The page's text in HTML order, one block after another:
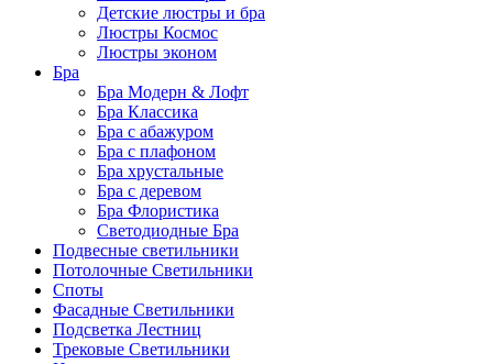
Детские люстры и бра
Люстры Космос
Люстры эконом
Бра
Бра Модерн & Лофт
Бра Классика
Бра с абажуром
Бра с плафоном
Бра хрустальные
Бра с деревом
Бра Флористика
Светодиодные Бра
Подвесные светильники
Потолочные Светильники
Споты
Фасадные Светильники
Подсветка Лестниц
Трековые Светильники